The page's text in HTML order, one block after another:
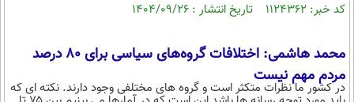
کد خبر: ۱۱۲۴۳۶۲ تاریخ انتشار : ۱۴۰۴/۰۹/۲۶
محمد هاشمی: اختلافات گروه‌های سیاسی برای ۸۰ درصد
مردم مهم نیست
در کشور ما نظرات متکثر است و گروه های مختلفی وجود دارند. نکته ای که